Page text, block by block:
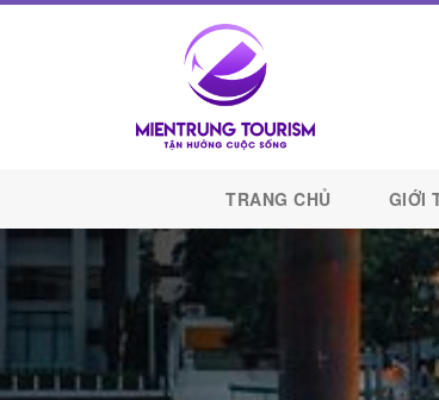
Lịch
Kết
Nối
Miền
TRANG CHỦ GIỚI